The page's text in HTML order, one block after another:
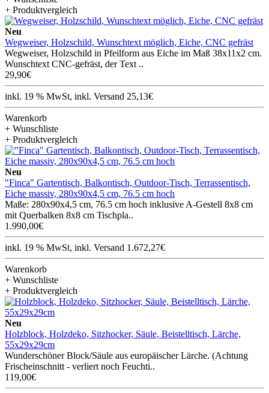
+ Produktvergleich
Neu
Wegweiser, Holzschild, Wunschtext möglich, Eiche, CNC gefräst
Wegweiser, Holzschild in Pfeilform aus Eiche im Maß 38x11x2 cm.
Wunschtext CNC-gefräst, der Text ..
29,90€
inkl. 19 % MwSt, inkl. Versand 25,13€
Warenkorb
+ Wunschliste
+ Produktvergleich
Neu
"Finca" Gartentisch, Balkontisch, Outdoor-Tisch, Terrassentisch,
Eiche massiv, 280x90x4,5 cm, 76.5 cm hoch
Maße: 280x90x4,5 cm, 76.5 cm hoch inklusive A-Gestell 8x8 cm
mit Querbalken 8x8 cm Tischpla..
1.990,00€
inkl. 19 % MwSt, inkl. Versand 1.672,27€
Warenkorb
+ Wunschliste
+ Produktvergleich
Neu
Holzblock, Holzdeko, Sitzhocker, Säule, Beistelltisch, Lärche,
55x29x29cm
Wunderschöner Block/Säule aus europäischer Lärche. (Achtung
Frischeinschnitt - verliert noch Feuchti..
119,00€